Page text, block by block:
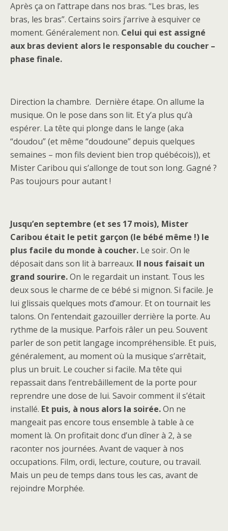
Après ça on l’attrape dans nos bras. “Les bras, les
bras, les bras”. Certains soirs j’arrive à esquiver ce
moment. Généralement non. Celui qui est assigné
aux bras devient alors le responsable du coucher –
phase finale.
Direction la chambre. Dernière étape. On allume la
musique. On le pose dans son lit. Et y’a plus qu’à
espérer. La tête qui plonge dans le lange (aka
“doudou” (et même “doudoune” depuis quelques
semaines – mon fils devient bien trop québécois)), et
Mister Caribou qui s’allonge de tout son long. Gagné ?
Pas toujours pour autant !
Jusqu’en septembre (et ses 17 mois), Mister
Caribou était le petit garçon (le bébé même !) le
plus facile du monde à coucher. Le soir. On le
déposait dans son lit à barreaux. Il nous faisait un
grand sourire.On le regardait un instant. Tous les
deux sous le charme de ce bébé si mignon. Si facile. Je
lui glissais quelques mots d’amour. Et on tournait les
talons. On l’entendait gazouiller derrière la porte. Au
rythme de la musique. Parfois râler un peu. Souvent
parler de son petit langage incompréhensible. Et puis,
généralement, au moment où la musique s’arrêtait,
plus un bruit. Le coucher si facile. Ma tête qui
repassait dans l’entrebâillement de la porte pour
reprendre une dose de lui. Savoir comment il s’était
installé. Et puis, à nous alors la soirée.On ne
mangeait pas encore tous ensemble à table à ce
moment là. On profitait donc d’un dîner à 2, à se
raconter nos journées. Avant de vaquer à nos
occupations. Film, ordi, lecture, couture, ou travail.
Mais un peu de temps dans tous les cas, avant de
rejoindre Morphée.